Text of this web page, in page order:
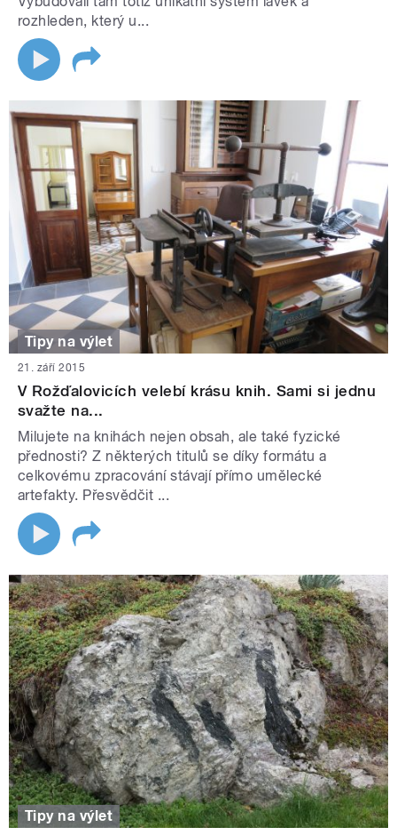
rozhleden, který u...
Tipy na výlet
21. září 2015
V Rožďalovicích velebí krásu knih. Sami si jednu
svažte na...
Milujete na knihách nejen obsah, ale také fyzické
přednosti? Z některých titulů se díky formátu a
celkovému zpracování stávají přímo umělecké
artefakty. Přesvědčit ...
Tipy na výlet